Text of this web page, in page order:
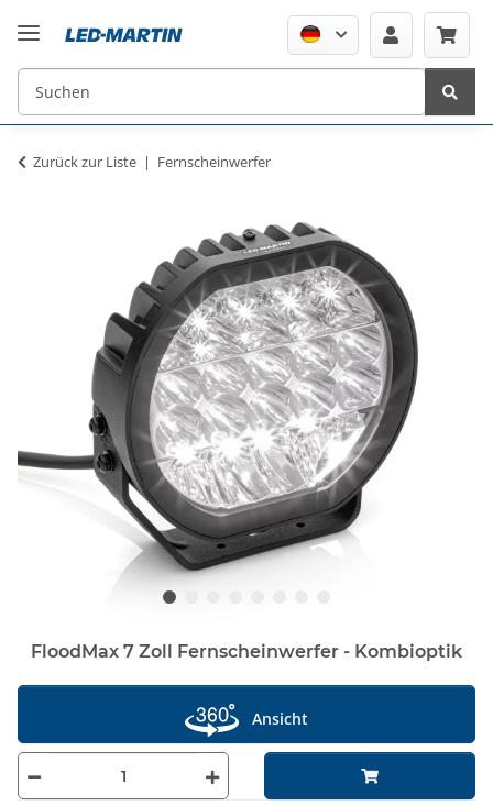
Zurück zur Liste Fernscheinwerfer
FloodMax 7 Zoll Fernscheinwerfer - Kombioptik
Ansicht